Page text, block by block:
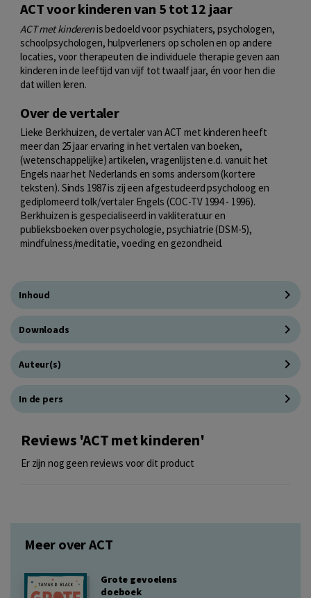
ACT voor kinderen van 5 tot 12 jaar
ACT met kinderenis bedoeld voor psychiaters, psychologen,
schoolpsychologen, hulpverleners op scholen en op andere
locaties, voor therapeuten die individuele therapie geven aan
kinderen in de leeftijd van vijf tot twaalf jaar, én voor hen die
dat willen leren.
Over de vertaler
Lieke Berkhuizen, de vertaler van ACT met kinderen heeft
meer dan 25 jaar ervaring in het vertalen van boeken,
(wetenschappelijke) artikelen, vragenlijsten e.d. vanuit het
Engels naar het Nederlands en soms andersom (kortere
teksten). Sinds 1987 is zij een afgestudeerd psycholoog en
gediplomeerd tolk/vertaler Engels (COC-TV 1994 - 1996).
Berkhuizen is gespecialiseerd in vakliteratuur en
publieksboeken over psychologie, psychiatrie (DSM-5),
mindfulness/meditatie, voeding en gezondheid.
Inhoud
Downloads
Auteur(s)
In de pers
Reviews 'ACT met kinderen'
Er zijn nog geen reviews voor dit product
Meer over ACT
Grote gevoelens
doeboek